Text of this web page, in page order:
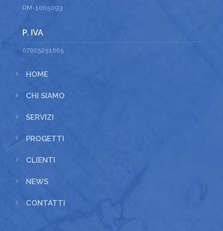
RM-1005093
P. IVA
07025251005
5 HOME
5 CHI SIAMO
5 SERVIZI
5 PROGETTI
5 CLIENTI
5 NEWS
5 CONTATTI